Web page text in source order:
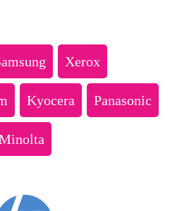
Xerox
Kyocera Panasonic